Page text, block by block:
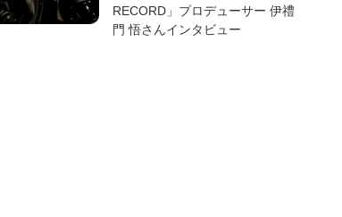
RECORD」プロデューサー 伊禮
門 悟さんインタビュー